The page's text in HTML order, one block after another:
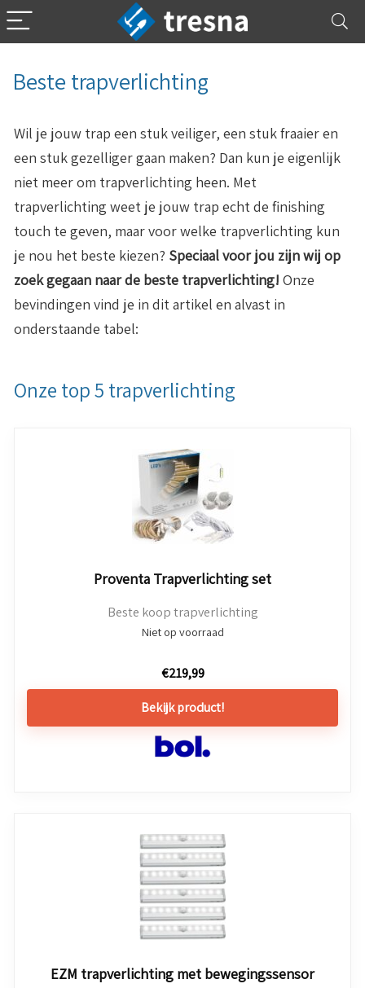
Beste trapverlichting
Wil je jouw trap een stuk veiliger, een stuk fraaier en
een stuk gezelliger gaan maken? Dan kun je eigenlijk
niet meer om trapverlichting heen. Met
trapverlichting weet je jouw trap echt de finishing
touch te geven, maar voor welke trapverlichting kun
je nou het beste kiezen? Speciaal voor jou zijn wij op
zoek gegaan naar de beste trapverlichting! Onze
bevindingen vind je in dit artikel en alvast in
onderstaande tabel:
Onze top 5 trapverlichting
Proventa Trapverlichting set
Beste koop trapverlichting
Niet op voorraad
€219,99
Bekijk product!
EZM trapverlichting met bewegingssensor